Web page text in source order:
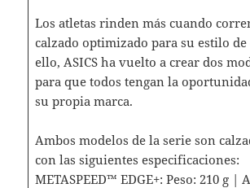
Los atletas rinden más cuando
calzado optimizado para su estilo
ello, ASICS ha vuelto a crear dos
para que todos tengan la
su propia marca.
Ambos modelos de la serie son
con las siguientes especificaciones:
METASPEED™ EDGE+: Peso: 210 g |